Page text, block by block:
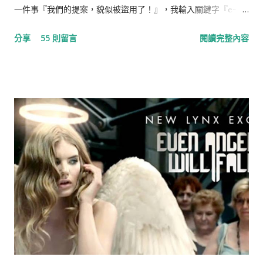
一件事『我們的提案，貌似被盜用了！』，我輸入關鍵字『e-
出，這就是我們對e-Bodum提案的內容。提案，我們沒有收到任
子時有所聞，但想不到走到21世紀的今天，台灣還存有如此明目
張膽，不尊重創意，毫不掩飾的整碗捧去的公司，這已經不是
“偷”，而是“搶劫”！ ▲ 資料來源：Now News 記者：彭夢竺 。
標題：世界最小咖啡館在電梯裡
分享 55 則留言 閱讀完整內容